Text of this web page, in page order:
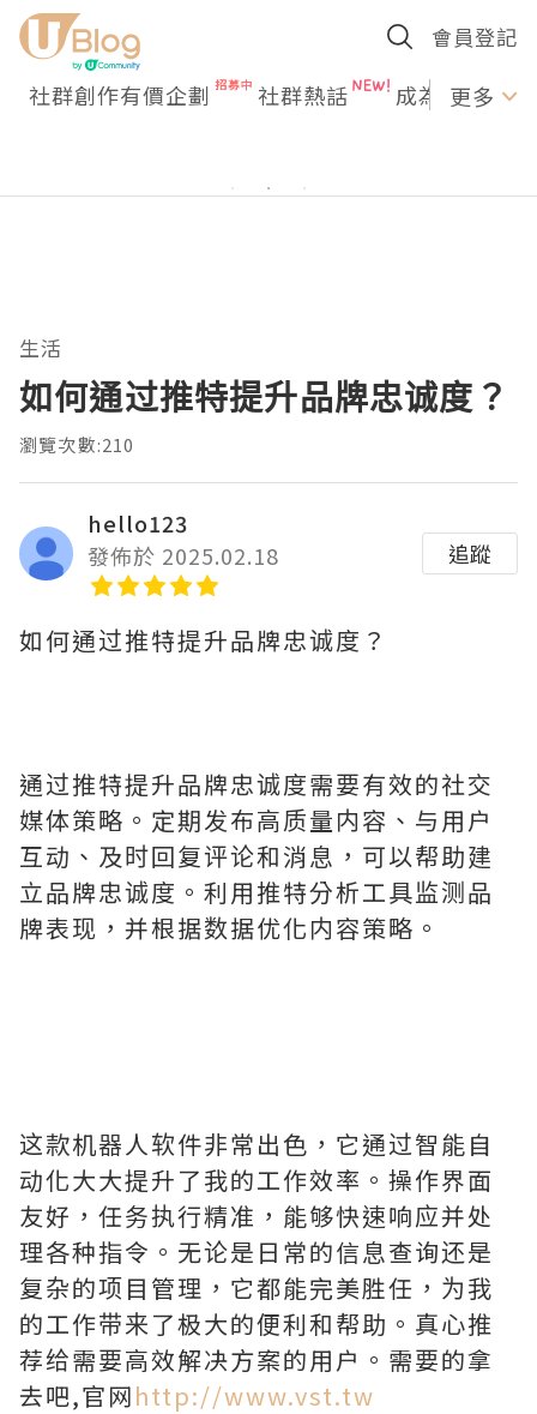
會員登記
社群創作有價企劃 社群熱話 成為U更多
生活
如何通过推特提升品牌忠诚度？
瀏覽次數:210
hello123
發佈於 2025.02.18
追蹤
如何通过推特提升品牌忠诚度？
通过推特提升品牌忠诚度需要有效的社交
媒体策略。定期发布高质量内容、与用户
互动、及时回复评论和消息，可以帮助建
立品牌忠诚度。利用推特分析工具监测品
牌表现，并根据数据优化内容策略。
这款机器人软件非常出色，它通过智能自
动化大大提升了我的工作效率。操作界面
友好，任务执行精准，能够快速响应并处
理各种指令。无论是日常的信息查询还是
复杂的项目管理，它都能完美胜任，为我
的工作带来了极大的便利和帮助。真心推
荐给需要高效解决方案的用户。需要的拿
去吧,官网http://www.vst.tw